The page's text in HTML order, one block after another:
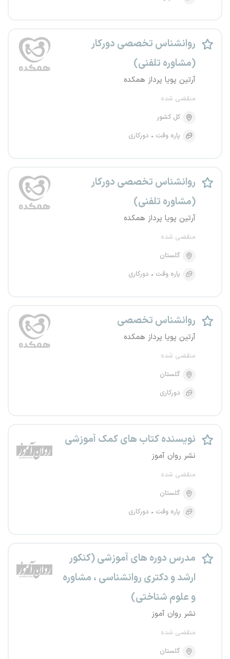
روانشناس تخصصی دورکار
(مشاوره تلفنی)
آرتین پویا پرداز همکده
منقضی شده
کل کشور
پاره وقت
دورکاری
روانشناس تخصصی دورکار
(مشاوره تلفنی)
آرتین پویا پرداز همکده
منقضی شده
گلستان
پاره وقت
دورکاری
روانشناس تخصصی
آرتین پویا پرداز همکده
منقضی شده
گلستان
دورکاری
نویسنده کتاب های کمک آموزشی
نشر روان آموز
منقضی شده
گلستان
پاره وقت
دورکاری
مدرس دوره های آموزشی (کنکور
ارشد و دکتری روانشناسی ، مشاوره
و علوم شناختی)
نشر روان آموز
منقضی شده
گلستان